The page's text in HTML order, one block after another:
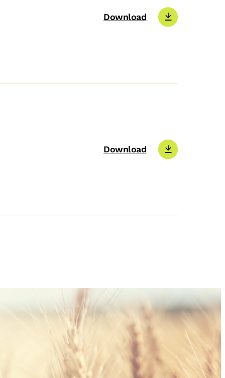
Download
Download